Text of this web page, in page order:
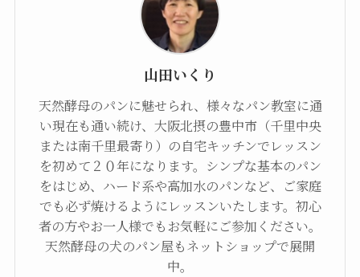
山田いくり
天然酵母のパンに魅せられ、様々なパン教室に通
い現在も通い続け、大阪北摂の豊中市（千里中央
または南千里最寄り）の自宅キッチンでレッスン
を初めて２０年になります。シンプな基本のパン
をはじめ、ハード系や高加水のパンなど、ご家庭
でも必ず焼けるようにレッスンいたします。初心
者の方やお一人様でもお気軽にご参加ください。
天然酵母の犬のパン屋もネットショップで展開
中。